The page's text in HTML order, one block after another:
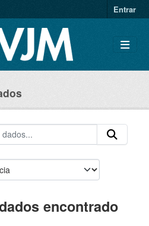
Entrar
encontrado